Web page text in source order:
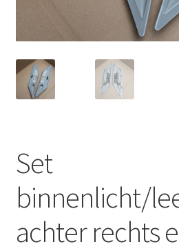
Set
binnenlicht/
achter rechts